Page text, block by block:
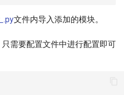
.py文件内导入添加的模块。
需要配置文件中进行配置即可